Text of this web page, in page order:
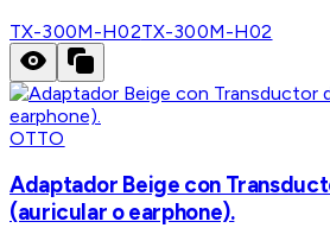
TX-300M-H02TX-300M-H02
OTTO
Adaptador Beige con
(auricular o earphone).